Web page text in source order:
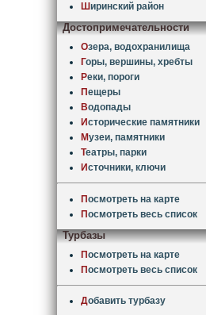
Ширинский район
Достопримечательности
Озера, водохранилища
Горы, вершины, хребты
Реки, пороги
Пещеры
Водопады
Исторические памятники
Музеи, памятники
Театры, парки
Источники, ключи
Посмотреть на карте
Посмотреть весь список
Турбазы
Посмотреть на карте
Посмотреть весь список
Добавить турбазу